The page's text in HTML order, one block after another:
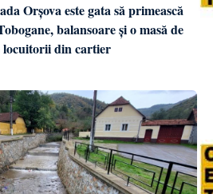
Orșova este gata să primească
balansoare și o masă de
locuitorii din cartier